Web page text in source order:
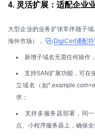
4. 灵活扩展：适配企业
大型企业的业务扩张常伴随子
海外市场），
DigiCert通配
新增子域名无需任何操作
支持SAN扩展功能，可在
立域名（如
求；
支持多服务器部署，同
点、小程序服务器上，确保全